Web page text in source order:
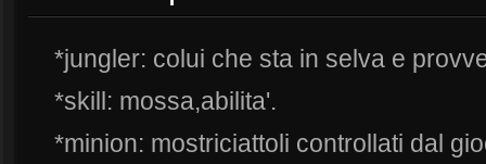
*jungler: colui che sta in selva e
*skill: mossa,abilita'.
*minion: mostriciattoli controllati dal